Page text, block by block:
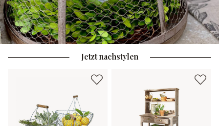
Jetzt nachstylen